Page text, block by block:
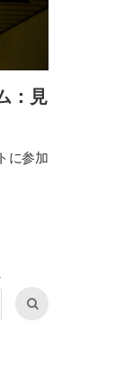
：見
に参加